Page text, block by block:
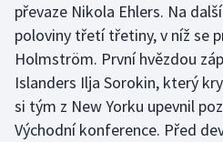
převaze Nikola Ehlers. Na
poloviny třetí třetiny, v níž se
Holmström. První hvězdou
Islanders Ilja Sorokin, který
si tým z New Yorku upevnil
Východní konference. Před